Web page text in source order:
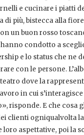
e cucinare i piatti
di più, bistecca alla
un buon rosso
condotto a
e lo status che ne
con le persone.
dove la
in cui
risponde. E che cosa
clienti ogniqualvolta
loro aspettative, poi la